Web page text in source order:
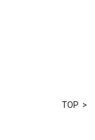
TOP